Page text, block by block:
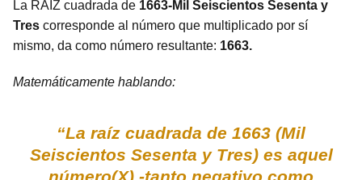
La RAÍZ cuadrada de 1663-Mil Seiscientos Sesenta y
Tres corresponde al número que multiplicado por sí
mismo, da como número resultante: 1663.
Matemáticamente hablando:
“La raíz cuadrada de 1663 (Mil
Seiscientos Sesenta y Tres) es aquel